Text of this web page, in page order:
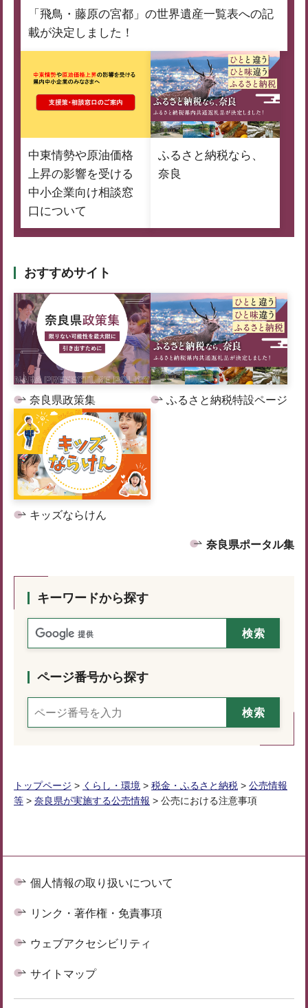
「飛鳥・藤原の宮都」の世界遺産一覧表への記
載が決定しました！
中東情勢や原油価格
上昇の影響を受ける
中小企業向け相談窓
口について
ふるさと納税なら、
奈良
おすすめサイト
奈良県政策集 ふるさと納税特設ページ
キッズならけん
奈良県ポータル集
キーワードから探す
ページ番号から探す
トップページ > くらし・環境 > 税金・ふるさと納税 > 公売情報
等 > 奈良県が実施する公売情報 > 公売における注意事項
個人情報の取り扱いについて
リンク・著作権・免責事項
ウェブアクセシビリティ
サイトマップ